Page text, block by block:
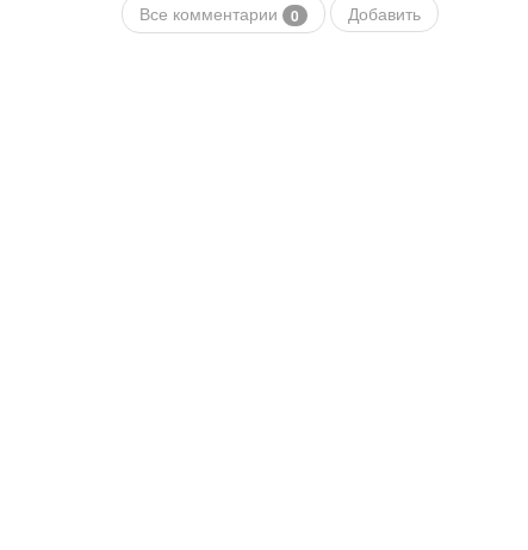
Все комментарии 0 Добавить